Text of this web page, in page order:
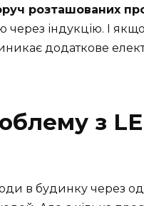
розташованих
індукцію. І
додаткове
з
в будинку через